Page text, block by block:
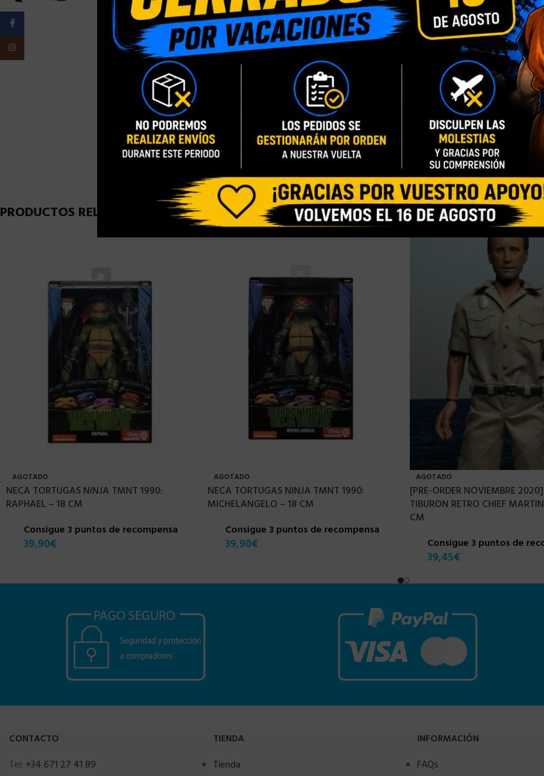
INFORMACIÓN ADICIONAL VALORACIONES (0)
PESO
PRODUCTOS RELACIONADOS
AGOTADO
NECA TORTUGAS NINJA TMNT 1990:
RAPHAEL – 18 CM
Consigue 3 puntos de recompensa
39,90€
AGOTADO
NECA TORTUGAS NINJA TMNT 1990:
MICHELANGELO – 18 CM
Consigue 3 puntos de recompensa
39,90€
AGOTADO
[PRE-ORDER NOVIEMBRE
TIBURON RETRO CHIEF
CM
Consigue 3 puntos de
39,45€
CONTACTO
Tel: +34 671 27 41 89
TIENDA
Tienda
INFORMACIÓN
FAQs